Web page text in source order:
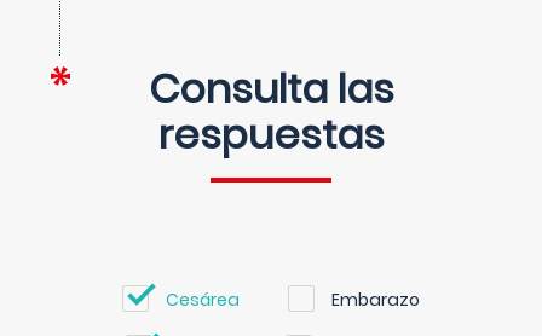
Consulta las
respuestas
Cesárea Embarazo